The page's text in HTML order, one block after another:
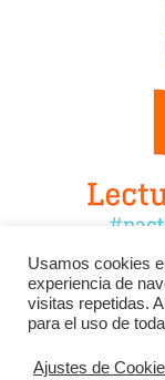
Facebook
YouTube
Usamos cookies
experiencia de
visitas repetidas.
para el uso de
Ajustes de